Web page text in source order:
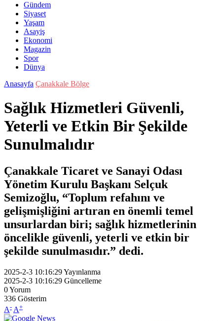
Gündem
Siyaset
Yaşam
Asayiş
Ekonomi
Magazin
Spor
Dünya
Anasayfa Çanakkale Bölge
Sağlık Hizmetleri Güvenli,
Yeterli ve Etkin Bir Şekilde
Sunulmalıdır
Çanakkale Ticaret ve Sanayi Odası
Yönetim Kurulu Başkanı Selçuk
Semizoğlu, “Toplum refahını ve
gelişmişliğini artıran en önemli temel
unsurlardan biri; sağlık hizmetlerinin
öncelikle güvenli, yeterli ve etkin bir
şekilde sunulmasıdır.” dedi.
2025-2-3 10:16:29Yayınlanma
2025-2-3 10:16:29 Güncelleme
0Yorum
336 Gösterim
A- A+